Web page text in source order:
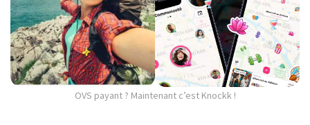
OVS payant ? Maintenant c’est Knockk !